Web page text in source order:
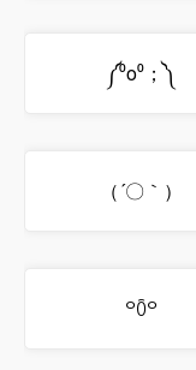
༼⁰o⁰；༽
（´〇｀）
꒪ꄱ꒪